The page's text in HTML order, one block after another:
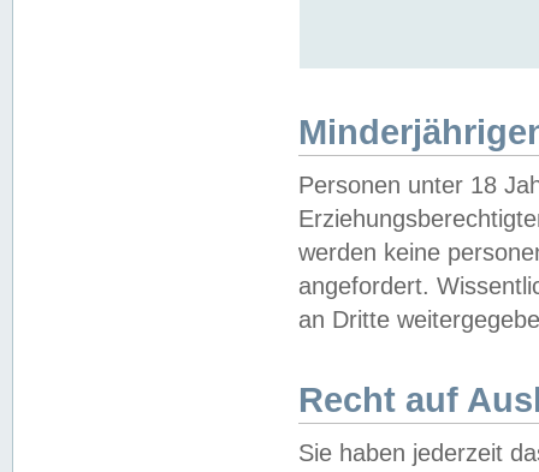
Personen unter 18
werden keine
angefordert.
an Dritte
Recht auf
Sie haben jederzeit